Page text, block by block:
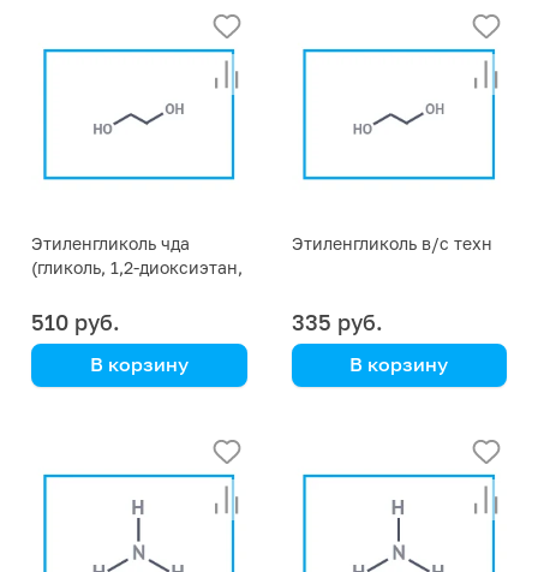
Этиленгликоль чда
(гликоль, 1,2-диоксиэтан,
510 руб.
В корзину
Этиленгликоль в/с техн
335 руб.
В корзину